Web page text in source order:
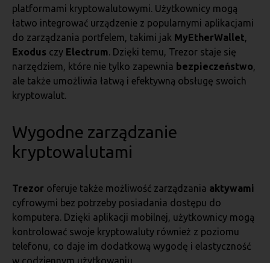
platformami kryptowalutowymi. Użytkownicy mogą
łatwo integrować urządzenie z popularnymi aplikacjami
do zarządzania portfelem, takimi jak MyEtherWallet,
Exodus czy Electrum. Dzięki temu, Trezor staje się
narzędziem, które nie tylko zapewnia bezpieczeństwo,
ale także umożliwia łatwą i efektywną obsługę swoich
kryptowalut.
Wygodne zarządzanie
kryptowalutami
Trezor oferuje także możliwość zarządzania aktywami
cyfrowymi bez potrzeby posiadania dostępu do
komputera. Dzięki aplikacji mobilnej, użytkownicy mogą
kontrolować swoje kryptowaluty również z poziomu
telefonu, co daje im dodatkową wygodę i elastyczność
w codziennym użytkowaniu.